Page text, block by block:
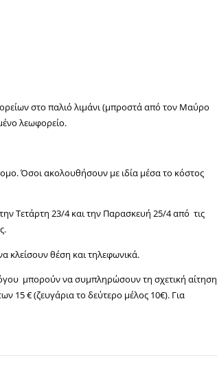
στο παλιό λιμάνι (μπροστά από τον Μαύρο
λεωφορείο.
Όσοι ακολουθήσουν με ιδία μέσα το κόστος
Τετάρτη 23/4 και την Παρασκευή 25/4 από τις
κλείσουν θέση και τηλεφωνικά.
μπορούν να συμπληρώσουν τη σχετική αίτηση
15 € (ζευγάρια το δεύτερο μέλος 10€). Για